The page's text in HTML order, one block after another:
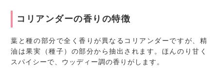
コリアンダーの香りの特徴
葉と種の部分で全く香りが異なるコリアンダーですが、精
油は果実（種子）の部分から抽出されます。ほんのり甘く
スパイシーで、ウッディー調の香りがします。